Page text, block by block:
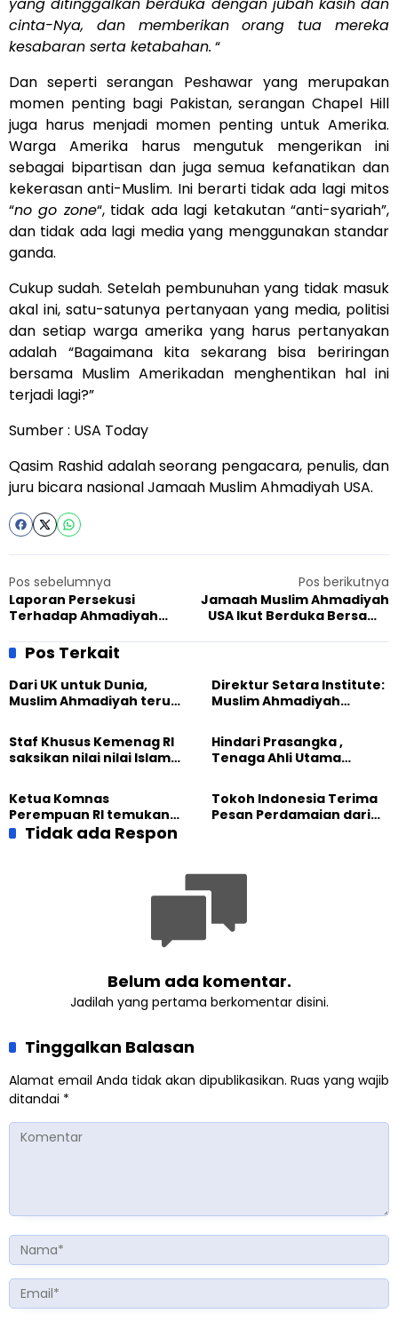
cinta-Nya, dan memberikan orang tua mereka
kesabaran serta ketabahan. “
Dan seperti serangan Peshawar yang merupakan
momen penting bagi Pakistan, serangan Chapel Hill
juga harus menjadi momen penting untuk Amerika.
Warga Amerika harus mengutuk mengerikan ini
sebagai bipartisan dan juga semua kefanatikan dan
kekerasan anti-Muslim. Ini berarti tidak ada lagi mitos
“no go zone“, tidak ada lagi ketakutan “anti-syariah”,
dan tidak ada lagi media yang menggunakan standar
ganda.
Cukup sudah. Setelah pembunuhan yang tidak masuk
akal ini, satu-satunya pertanyaan yang media, politisi
dan setiap warga amerika yang harus pertanyakan
adalah “Bagaimana kita sekarang bisa beriringan
bersama Muslim Amerikadan menghentikan hal ini
terjadi lagi?”
Sumber : USA Today
Qasim Rashid adalah seorang pengacara, penulis, dan
juru bicara nasional Jamaah Muslim Ahmadiyah USA.
Pos sebelumnya
Laporan Persekusi
Terhadap Ahmadiyah
Pos berikutnya
Jamaah Muslim Ahmadiyah
USA Ikut Berduka Bersama
Penembakan Chapel Hill
Pos Terkait
Dari UK untuk Dunia,
Muslim Ahmadiyah terus
Kemanusiaan Global
Direktur Setara Institute:
Muslim Ahmadiyah
Dunia dari “Infrastruktur
Kemanusiaan”
Staf Khusus Kemenag RI
saksikan nilai nilai Islam
Internasional Muslim
Ahmadiyah UK 2026
Hindari Prasangka ,
Tenaga Ahli Utama
fakta langsung
kehidupan Muslim
Ahmadiyah di Inggris
Ketua Komnas
Perempuan RI temukan
optimisme
Tokoh Indonesia Terima
Pesan Perdamaian dari
Tidak ada Respon
Belum ada komentar.
Jadilah yang pertama berkomentar disini.
Tinggalkan Balasan
Alamat email Anda tidak akan dipublikasikan. Ruas yang wajib
ditandai *